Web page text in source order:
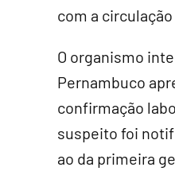
com a
O organismo
Pernambuco
confirmação
suspeito foi
ao da primeira